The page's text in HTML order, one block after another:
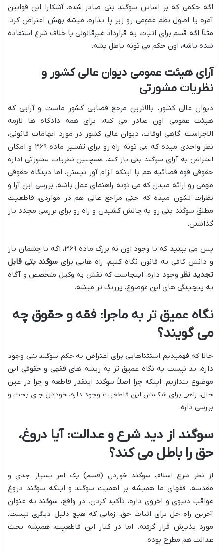
اگه حکمی که بر اساس سوگند بتی صادر شده، آشکارا این قوانین
آمره یا اصول نظم عمومی رو زیر پا بذاره، میشه بهش اعتراض کرد.
مثلاً اگه قسم برای اثبات یه قرارداد غیرقانونی یا خلاف شرع استفاده
شده باشه، اون حکم می تونه باطل بشه.
آرای هیئت عمومی دیوان عالی کشور و
نظریات مشورتی
دیوان عالی کشور، بالاترین مرجع قضایی کشور ماست و آرایی که
هیئت عمومی اون صادر می کنه، برای همه دادگاه ها لازمه
الاجراست. گاهی اوقات، دیوان عالی کشور در مورد ابهامات قانونی،
نظر واحدی میده که می تونه راه رو برای تفسیر ماده ۳۶۹ و امکان
اعتراض به آرای سوگند بتی باز کنه. همچنین نظریات مشورتی اداره
حقوقی قوه قضائیه هم با اینکه الزام آور نیستن، اما دیدگاه حقوقی
مهمی رو ارائه میدن که می تونه راهنمای عمل باشه. بررسی این آرا و
نظرات نشون میده که حتی مراجع عالی هم در مواردی، قاطعیت
مطلق سوگند بتی رو به چالش کشیدن و راه رو برای بررسی مجدد باز
گذاشتن.
پس می بینید که با وجود اون نه بزرگ ماده ۳۶۹، اگه با چشمان باز
و دانش کافی به قانون نگاه کنیم، راه هایی برای سوگند بتی قابل
تجدید نظر وجود داره. اینجاست که نقش یه وکیل متخصص و آگاه
به پیچیدگی های این موضوع، پررنگ تر میشه.
نگاه عمیق تر به ماجرا: فقه و حقوق چه
می گویند؟
حالا که فهمیدیم استثناهایی برای اعتراض به حکم سوگند بتی وجود
داره، بد نیست یه نگاه عمیق تر به ریشه های فقهی و حقوقی این
موضوع بندازیم. اینکه چرا اصلاً سوگند اینقدر قاطعه و چرا در عین
حال، راهی برای شکستن این قاطعیت وجود داره، خودش جای بحث و
بررسی داره.
سوگند از دید شرع و عدالت: آیا دروغ،
حق را باطل می کند؟
از نظر شرع اسلام، سوگند خوردن (قسم) یک امر بسیار جدی و
مقدسه. فقهای ما همیشه بر اهمیت سوگند و اینکه سوگند دروغ
عواقب دنیوی و اخروی داره، تأکید کردن. در واقع، سوگند به عنوان
آخرین راه حل برای اثبات حق، زمانی که هیچ دلیل دیگری نیست،
مورد پذیرش قرار گرفته. اما در کنار این قاطعیت، همیشه بحث
عدالت هم مطرح بوده.